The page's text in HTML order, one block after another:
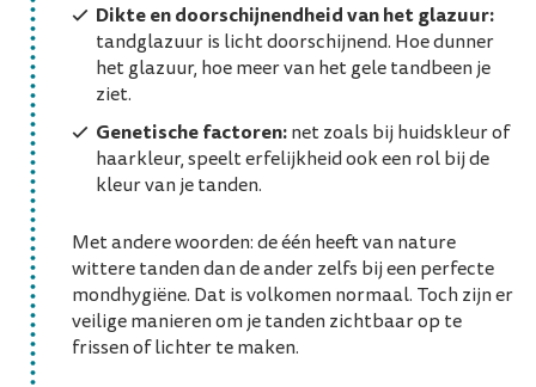
Dikte en doorschijnendheid van het glazuur:
tandglazuur is licht doorschijnend. Hoe dunner
het glazuur, hoe meer van het gele tandbeen je
ziet.
Genetische factoren:net zoals bij huidskleur of
haarkleur, speelt erfelijkheid ook een rol bij de
kleur van je tanden.
Met andere woorden: de één heeft van nature
wittere tanden dan de ander zelfs bij een perfecte
mondhygiëne. Dat is volkomen normaal. Toch zijn er
veilige manieren om je tanden zichtbaar op te
frissen of lichter te maken.